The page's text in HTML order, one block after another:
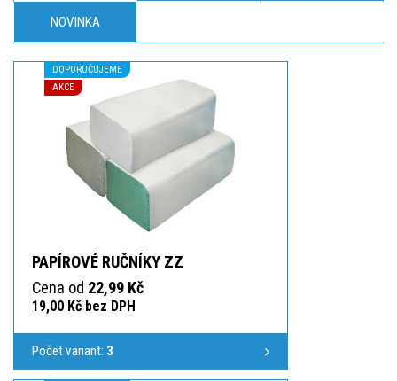
NOVINKA
DOPORUČUJEME
AKCE
PAPÍROVÉ RUČNÍKY ZZ
Cena od 22,99 Kč
19,00 Kč bez DPH
Počet variant: 3